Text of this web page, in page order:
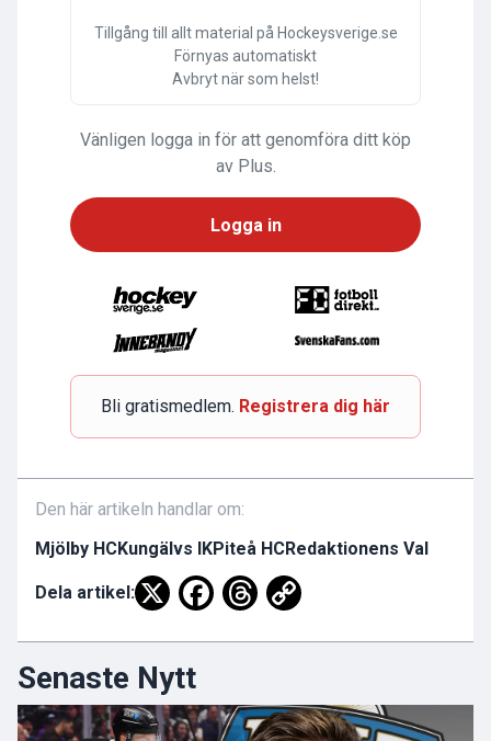
Tillgång till allt material på Hockeysverige.se
Förnyas automatiskt
Avbryt när som helst!
Vänligen logga in för att genomföra ditt köp
av Plus.
Logga in
Bli gratismedlem. Registrera dig här
Den här artikeln handlar om:
Mjölby HCKungälvs IKPiteå HCRedaktionens Val
Dela artikel:
Senaste Nytt